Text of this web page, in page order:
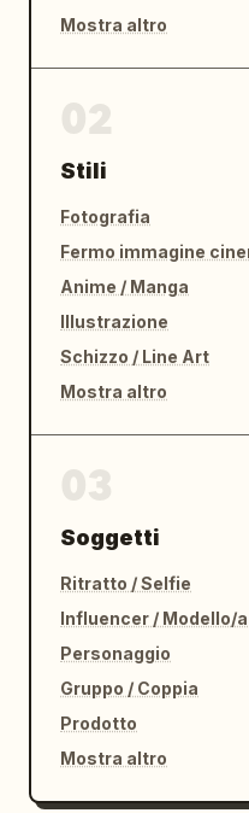
Mostra altro
Stili
Fotografia
Anime / Manga
Illustrazione
Schizzo / Line Art
Mostra altro
Soggetti
Ritratto / Selfie
Influencer / Modello/a
Personaggio
Gruppo / Coppia
Prodotto
Mostra altro